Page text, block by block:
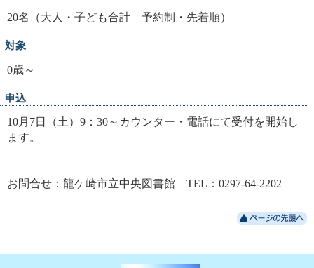
20名（大人・子ども合計 予約制・先着順）
対象
0歳～
申込
10月7日（土）9：30～カウンター・電話にて受付を開始し
ます。
お問合せ：龍ケ崎市立中央図書館 TEL：0297-64-2202